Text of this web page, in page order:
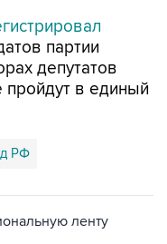
партии
депутатов
в единый
РФ
ленту